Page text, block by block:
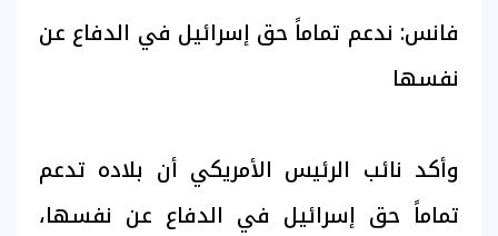
فانس: ندعم تماماً حق إسرائيل في الدفاع عن
نفسها
وأكد نائب الرئيس الأمريكي أن بلاده تدعم
تماماً حق إسرائيل في الدفاع عن نفسها،